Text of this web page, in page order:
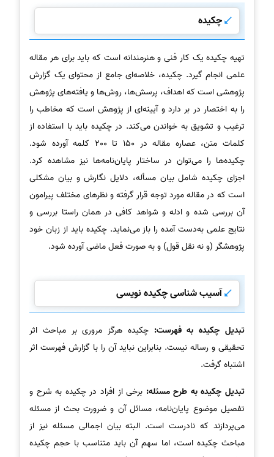
چکیده
تهیه چکیده یک کار فنی و هنرمندانه است که باید برای هر مقاله
علمی انجام گیرد. چکیده، خلاصه‌ای جامع از محتوای یک گزارش
پژوهشی است که اهداف، پرسش‌ها، روش‌ها و یافته‌های پژوهش
را به اختصار در بر دارد و آیینه‌ای از پژوهش است که مخاطب را
ترغیب و تشویق به خواندن می‌کند. در چکیده باید با استفاده از
کلمات متن، عصاره مقاله در 150 تا 200 کلمه آورده شود.
چکیده‌ها را می‌توان در ساختار پایان‌نامه‌ها نیز مشاهده کرد.
اجزای چکیده شامل بیان مسأله، دلایل نگارش و بیان مشکلی
است که در مقاله مورد توجه قرار گرفته و نظرهای مختلف پیرامون
آن بررسی شده و ادله و شواهد کافی در همان راستا بررسی و
نتایج علمی به‌دست آمده را باز می‌نماید. چکیده باید از زبان خود
پژوهشگر (و نه نقل قول) و به صورت فعل ماضی آورده شود.
آسیب شناسی چکیده نویسی
تبدیل چکیده به فهرست: چکیده هرگز مروری بر مباحث اثر
تحقیقی و رساله نیست. بنابراین نباید آن را با گزارش فهرست اثر
اشتباه گرفت.
تبدیل چکیده به طرح مسئله: برخی از افراد در چکیده به شرح و
تفصیل موضوع پایان‌نامه، مسائل آن و ضرورت بحث از مسئله
می‌پردازند که نادرست است. البته بیان اجمالی مسئله نیز از
مباحث چکیده است، اما سهم آن باید متناسب با حجم چکیده